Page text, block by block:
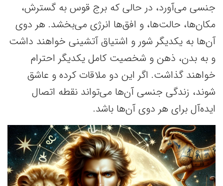
جنسی می‌آورد، در حالی که برج قوس به گسترش،
مکان‌ها، حالت‌ها، و افق‌ها انرژی می‌بخشد. هر دوی
آن‌ها به یکدیگر شور و اشتیاق آتشینی خواهند داشت
و به بدن، ذهن و شخصیت کامل یکدیگر احترام
خواهند گذاشت. اگر این دو ملاقات کرده و عاشق
شوند، زندگی جنسی آن‌ها می‌تواند نقطه اتصال
ایده‌آل برای هر دوی آن‌ها باشد.